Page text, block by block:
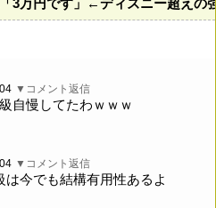
3万円です」←ディズニー超えの
▼コメント返信
自慢してたわｗｗｗ
▼コメント返信
今でも結構有用性あるよ